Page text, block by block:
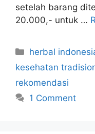
setelah barang
20.000,- untuk …
C
e
g
herbal
kesehatan
rekomendasi
1 Comment